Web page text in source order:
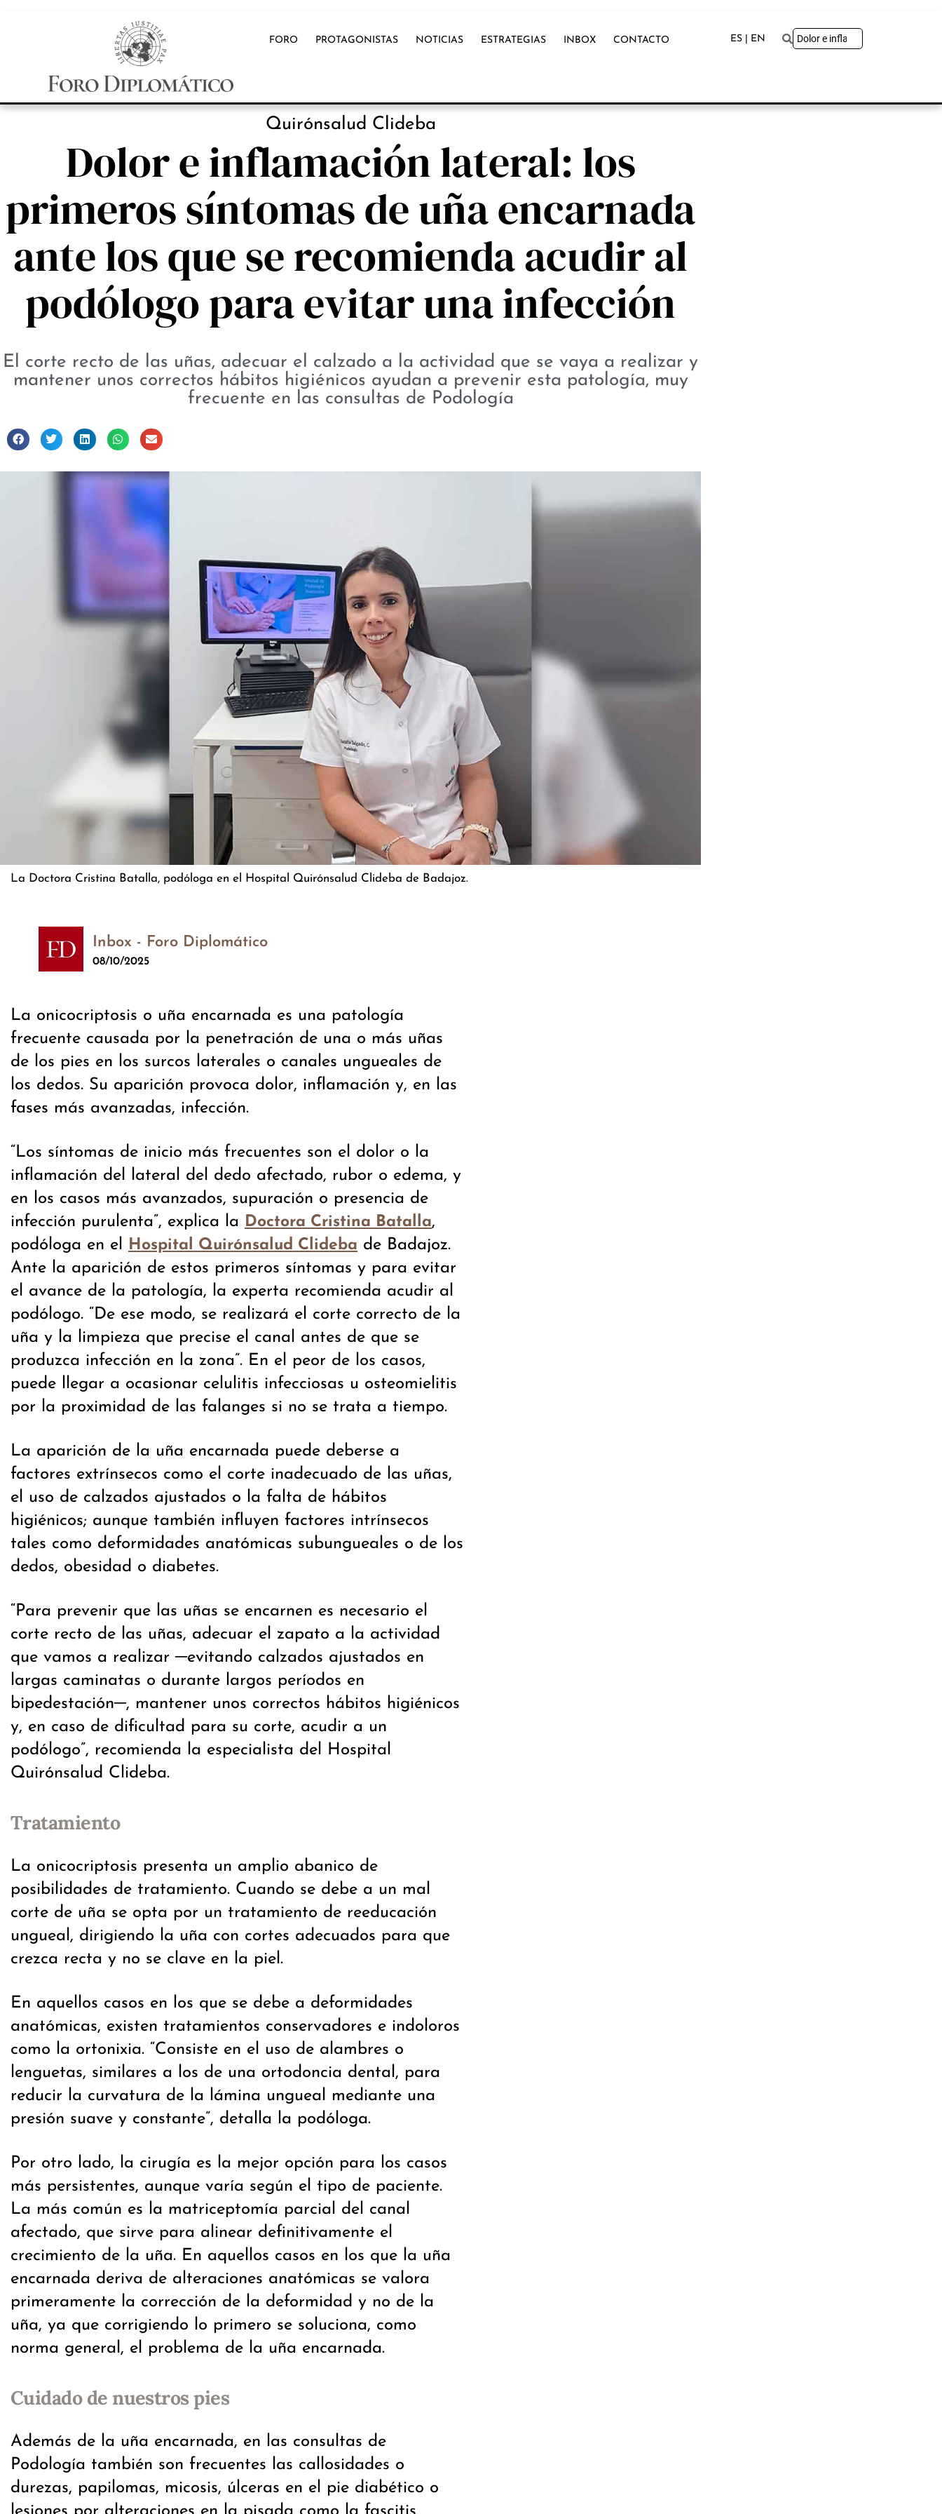
FORO PROTAGONISTAS NOTICIAS ESTRATEGIAS INBOX CONTACTO ES | EN
Quirónsalud Clideba
Dolor e inflamación lateral: los
primeros síntomas de uña encarnada
ante los que se recomienda acudir al
podólogo para evitar una infección
El corte recto de las uñas, adecuar el calzado a la actividad que se vaya a realizar y
mantener unos correctos hábitos higiénicos ayudan a prevenir esta patología, muy
frecuente en las consultas de Podología
La Doctora Cristina Batalla, podóloga en el Hospital Quirónsalud Clideba de Badajoz.
Inbox - Foro Diplomático
08/10/2025
La onicocriptosis o uña encarnada es una patología
frecuente causada por la penetración de una o más uñas
de los pies en los surcos laterales o canales ungueales de
los dedos. Su aparición provoca dolor, inflamación y, en las
fases más avanzadas, infección.
“Los síntomas de inicio más frecuentes son el dolor o la
inflamación del lateral del dedo afectado, rubor o edema, y
en los casos más avanzados, supuración o presencia de
infección purulenta”, explica la Doctora Cristina Batalla,
podóloga en el Hospital Quirónsalud Clideba de Badajoz.
Ante la aparición de estos primeros síntomas y para evitar
el avance de la patología, la experta recomienda acudir al
podólogo. “De ese modo, se realizará el corte correcto de la
uña y la limpieza que precise el canal antes de que se
produzca infección en la zona”. En el peor de los casos,
puede llegar a ocasionar celulitis infecciosas u osteomielitis
por la proximidad de las falanges si no se trata a tiempo.
La aparición de la uña encarnada puede deberse a
factores extrínsecos como el corte inadecuado de las uñas,
el uso de calzados ajustados o la falta de hábitos
higiénicos; aunque también influyen factores intrínsecos
tales como deformidades anatómicas subungueales o de los
dedos, obesidad o diabetes.
“Para prevenir que las uñas se encarnen es necesario el
corte recto de las uñas, adecuar el zapato a la actividad
que vamos a realizar ─evitando calzados ajustados en
largas caminatas o durante largos períodos en
bipedestación─, mantener unos correctos hábitos higiénicos
y, en caso de dificultad para su corte, acudir a un
podólogo”, recomienda la especialista del Hospital
Quirónsalud Clideba.
Tratamiento
La onicocriptosis presenta un amplio abanico de
posibilidades de tratamiento. Cuando se debe a un mal
corte de uña se opta por un tratamiento de reeducación
ungueal, dirigiendo la uña con cortes adecuados para que
crezca recta y no se clave en la piel.
En aquellos casos en los que se debe a deformidades
anatómicas, existen tratamientos conservadores e indoloros
como la ortonixia. “Consiste en el uso de alambres o
lenguetas, similares a los de una ortodoncia dental, para
reducir la curvatura de la lámina ungueal mediante una
presión suave y constante”, detalla la podóloga.
Por otro lado, la cirugía es la mejor opción para los casos
más persistentes, aunque varía según el tipo de paciente.
La más común es la matriceptomía parcial del canal
afectado, que sirve para alinear definitivamente el
crecimiento de la uña. En aquellos casos en los que la uña
encarnada deriva de alteraciones anatómicas se valora
primeramente la corrección de la deformidad y no de la
uña, ya que corrigiendo lo primero se soluciona, como
norma general, el problema de la uña encarnada.
Cuidado de nuestros pies
Además de la uña encarnada, en las consultas de
Podología también son frecuentes las callosidades o
durezas, papilomas, micosis, úlceras en el pie diabético o